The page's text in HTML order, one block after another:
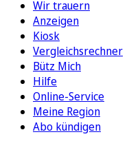
Wir trauern
Anzeigen
Kiosk
Vergleichsrechner
Bütz Mich
Hilfe
Online-Service
Meine Region
Abo kündigen